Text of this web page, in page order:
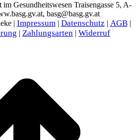
Gesundheitswesen Traisengasse 5, A-
basg@basg.gv.at
| Impressum| Datenschutz | AGB|
| Zahlungsarten | Widerruf